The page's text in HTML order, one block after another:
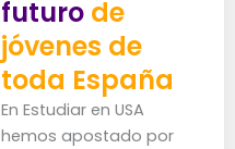
futuro de
jóvenes de
toda España
En Estudiar en USA
hemos apostado por